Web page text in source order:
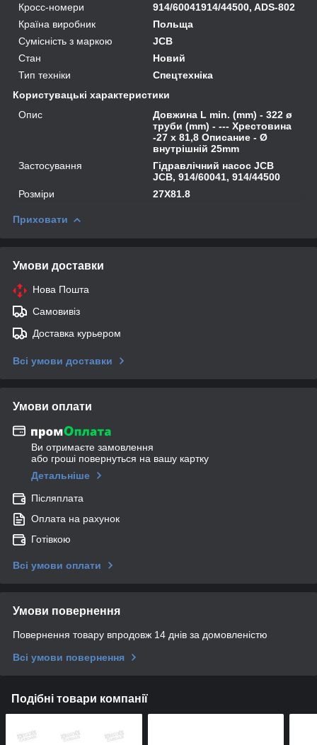
Кросс-номери
914/60041914/44500, ADS-802
Країна виробник
Польща
Сумісність з маркою
JCB
Стан
Новий
Тип техніки
Спецтехніка
Користувацькі характеристики
Опис
Довжина L min. (mm) - 322 ø
труби (mm) - --- Хрестовина
-27 x 81,8 Описание - Ø
внутрішній 25mm
Застосування
Гідравлічний насос JCB
JCB, 914/60041, 914/44500
Розміри
27X81.8
Приховати
Умови доставки
Нова Пошта
Самовивіз
Доставка курьером
Всі умови доставки
Умови оплати
Ви отримаєте замовлення
або гроші повернуться на вашу картку
Детальніше
Післяплата
Оплата на рахунок
Готівкою
Всі умови оплати
Умови повернення
Повернення товару впродовж 14 днів за домовленістю
Всі умови повернення
Подібні товари компанії